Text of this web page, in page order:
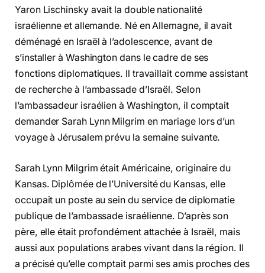
Yaron Lischinsky avait la double nationalité
israélienne et allemande. Né en Allemagne, il avait
déménagé en Israël à l’adolescence, avant de
s’installer à Washington dans le cadre de ses
fonctions diplomatiques. Il travaillait comme assistant
de recherche à l’ambassade d’Israël. Selon
l’ambassadeur israélien à Washington, il comptait
demander Sarah Lynn Milgrim en mariage lors d’un
voyage à Jérusalem prévu la semaine suivante.
Sarah Lynn Milgrim était Américaine, originaire du
Kansas. Diplômée de l’Université du Kansas, elle
occupait un poste au sein du service de diplomatie
publique de l’ambassade israélienne. D’après son
père, elle était profondément attachée à Israël, mais
aussi aux populations arabes vivant dans la région. Il
a précisé qu’elle comptait parmi ses amis proches des